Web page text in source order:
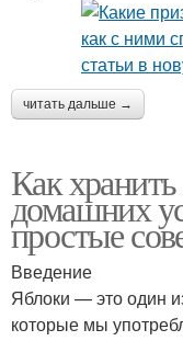
читать дальше →
Как
домашних
простые
Введение
Яблоки — это один
которые мы